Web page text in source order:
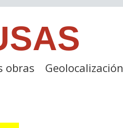
obras
Geolocalización